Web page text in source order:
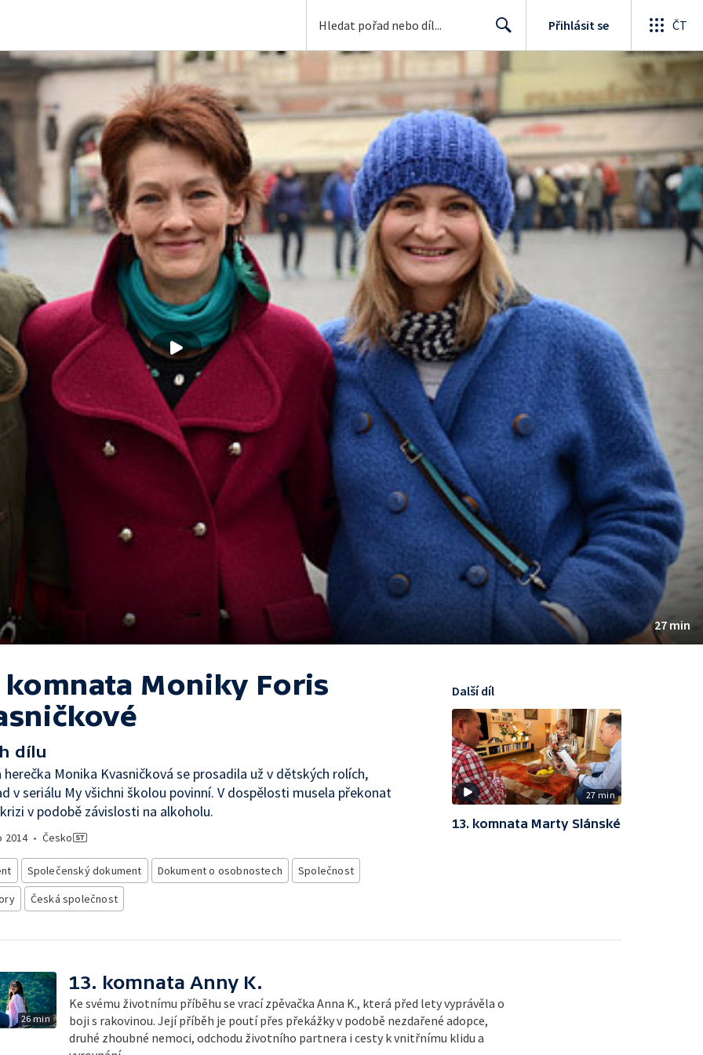
Přihlásit se ČT
27 min
komnata Moniky Foris
dílu
herečka Monika Kvasničková se prosadila už v dětských rolích,
v seriálu My všichni školou povinní. V dospělosti musela překonat
v podobě závislosti na alkoholu.
2014• Česko
Společenský dokument Dokument o osobnostech
Společnost
Česká společnost
27 min
Další díl
13. komnata Marty Slánské
26 min
13. komnata Anny K.
Ke svému životnímu příběhu se vrací zpěvačka Anna K., která před lety vyprávěla o
boji s rakovinou. Její příběh je poutí přes překážky v podobě nezdařené adopce,
druhé zhoubné nemoci, odchodu životního partnera i cesty k vnitřnímu klidu a